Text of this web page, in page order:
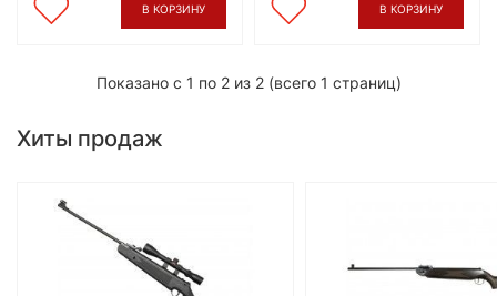
В КОРЗИНУ В КОРЗИНУ
Показано с 1 по 2 из 2 (всего 1 страниц)
Хиты продаж